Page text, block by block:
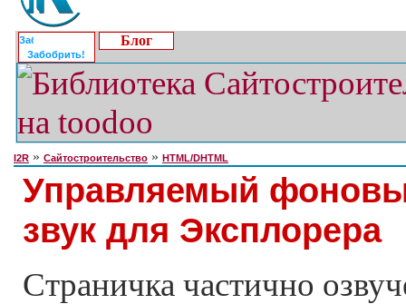
Забобрить!
Блог
I2R » Сайтостроительство » HTML/DHTML
Управляемый
звук для Эксплорера
Страничка частично